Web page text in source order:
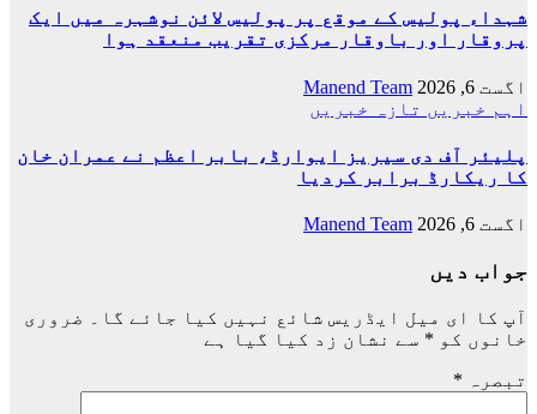
شہداء پولیس کے موقع پر پولیس لائن نوشہرہ میں ایک
پروقار اور باوقار مرکزی تقریب منعقد ہوا
اگست 6, 2026
Manend Team
اہم خبریں تازہ خبریں
پلیئر آف دی سیریز ایوارڈ، بابر اعظم نے عمران خان
کا ریکارڈ برابر کردیا
اگست 6, 2026 Manend Team
جواب دیں
آپ کا ای میل ایڈریس شائع نہیں کیا جائے گا۔
ضروری
خانوں کو * سے نشان زد کیا گیا ہے
تبصرہ *